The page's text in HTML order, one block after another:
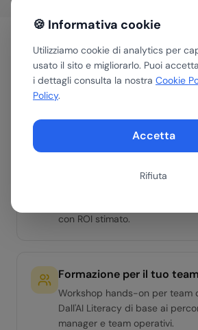
🍪 Informativa cookie
Utilizziamo cookie di analytics per
usato il sito e migliorarlo. Puoi
i dettagli consulta la nostra Cookie
Policy.
Accetta
Rifiuta
Come aiutiamo le
delChimica &
Assessment AI
Valutiamo in 30 minuti dove e
con ROI stimato.
Formazione per il tuo team
Workshop hands-on per team
Dall'AI Literacy di base ai
manager e team operativi.